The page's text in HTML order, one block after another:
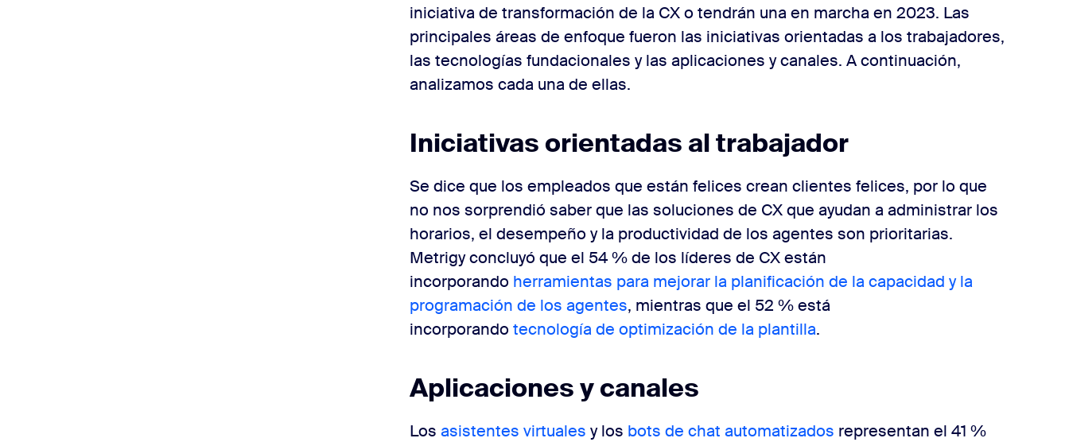
iniciativa de transformación de la CX o tendrán una en marcha en 2023. Las
principales áreas de enfoque fueron las iniciativas orientadas a los trabajadores,
las tecnologías fundacionales y las aplicaciones y canales. A continuación,
analizamos cada una de ellas.
Iniciativas orientadas al trabajador
Se dice que los empleados que están felices crean clientes felices, por lo que
no nos sorprendió saber que las soluciones de CX que ayudan a administrar los
horarios, el desempeño y la productividad de los agentes son prioritarias.
Metrigy concluyó que el 54 % de los líderes de CX están
incorporando herramientas para mejorar la planificación de la capacidad y la
programación de los agentes, mientras que el 52 % está
incorporando tecnología de optimización de la plantilla.
Aplicaciones y canales
Los asistentes virtuales y los bots de chat automatizados representan el 41 %